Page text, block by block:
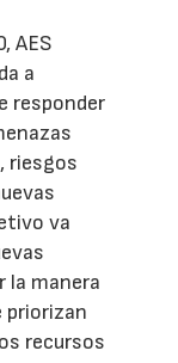
AES
a
responder
riesgos
va
la manera
priorizan
recursos